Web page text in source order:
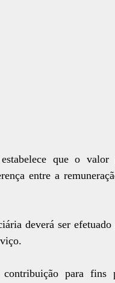
que o valor
entre a
deverá ser
para fins